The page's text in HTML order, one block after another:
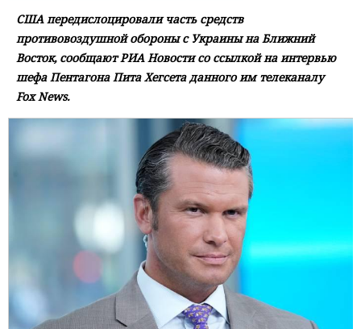
США передислоцировали часть средств
противовоздушной обороны с Украины на Ближний
Восток, сообщают РИА Новости со ссылкой на интервью
шефа Пентагона Пита Хегсета данного им телеканалу
Fox News.